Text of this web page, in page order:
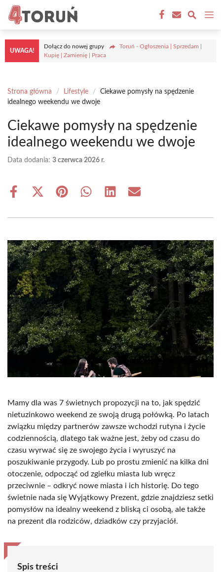
Przejdź
treści
UWAGA!
Dołącz do nowej grupy
Toruń - Ogłoszenia | Sprzedam |
Kupię | Zamienię | Praca
Strona główna / Lifestyle /
Ciekawe pomysły na spędzenie
idealnego weekendu we dwoje
Ciekawe pomysły na spędzenie
idealnego weekendu we dwoje
Data dodania: 3 czerwca 2026 r.
Share
Share
(Twitter)
Share Share Share Share
Mamy dla was 7 świetnych propozycji na to, jak spędzić
nietuzinkowo weekend ze swoją drugą połówką. Po latach
związku między partnerów zawsze wchodzi rutyna i życie
codziennością, dlatego tak ważne jest, żeby od czasu do
czasu wyrwać się ze swojego życia i wyruszyć na
poszukiwanie przygody. Lub po prostu zmienić na kilka dni
otoczenie, odpocząć od zgiełku miasta lub wręcz
przeciwnie – odkryć nowe miasta i ich historię. Do tego
świetnie nada się Wyjątkowy Prezent, gdzie znajdziesz setki
pomysłów na idealny weekend z bliską ci osobą, ale także
na prezent dla rodziców, dziadków czy przyjaciół.
Spis treści